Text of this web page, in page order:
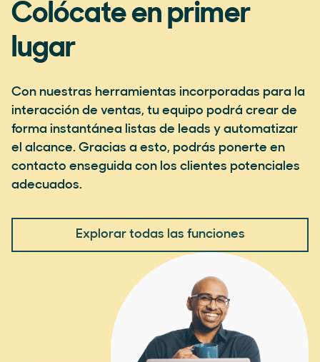
Colócate en primer
lugar
Con nuestras herramientas incorporadas para la
interacción de ventas, tu equipo podrá crear de
forma instantánea listas de leads y automatizar
el alcance. Gracias a esto, podrás ponerte en
contacto enseguida con los clientes potenciales
adecuados.
Explorar todas las funciones